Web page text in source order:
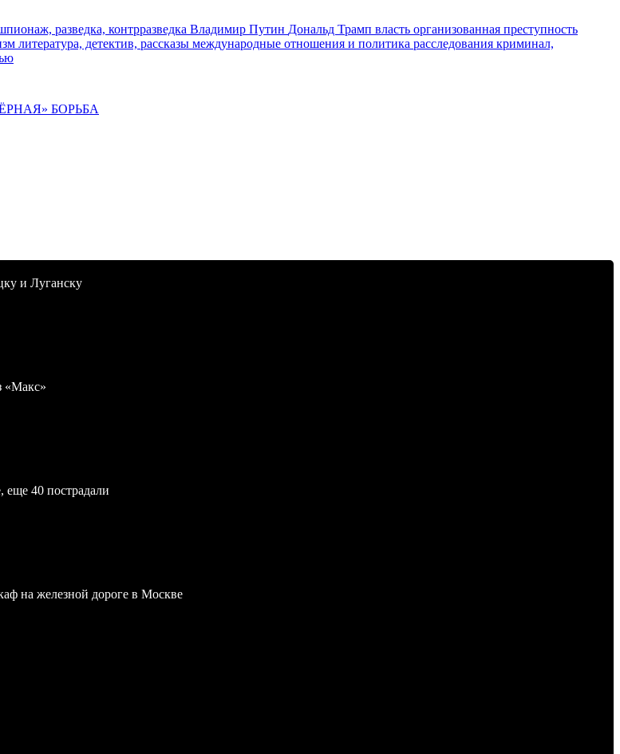
разведка, контрразведка Владимир Путин Дональд Трамп власть организованная преступность
литература, детектив, рассказы международные отношения и политика расследования криминал,
БОРЬБА
и Луганску
«Макс»
40 пострадали
на железной дороге в Москве